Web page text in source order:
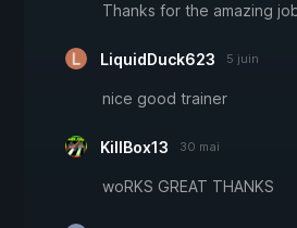
Thanks for the amazing
LiquidDuck623 5 juin
nice good trainer
KillBox13 30 mai
woRKS GREAT THANKS